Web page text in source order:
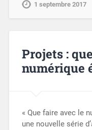
1 septembre 2017
Projets :
numérique
« Que faire avec le
une nouvelle série